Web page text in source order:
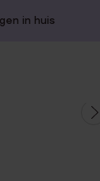
in huis